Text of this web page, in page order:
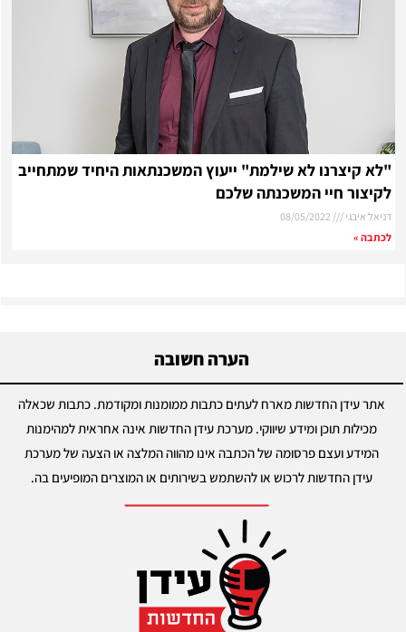
קיצרנו לא שילמת" ייעוץ המשכנתאות היחיד שמתחייב
חיי המשכנתה שלכם
איבגי
08/05/2022
»
הערה חשובה
עידן החדשות מארח לעתים כתבות ממומנות ומקודמת. כתבות שכאלה
מכילות תוכן ומידע שיווקי. מערכת עידן החדשות אינה אחראית למהימנות
המידע ועצם פרסומה של הכתבה אינו מהווה המלצה או הצעה של מערכת
עידן החדשות לרכוש או להשתמש בשירותים או המוצרים המופיעים בה.